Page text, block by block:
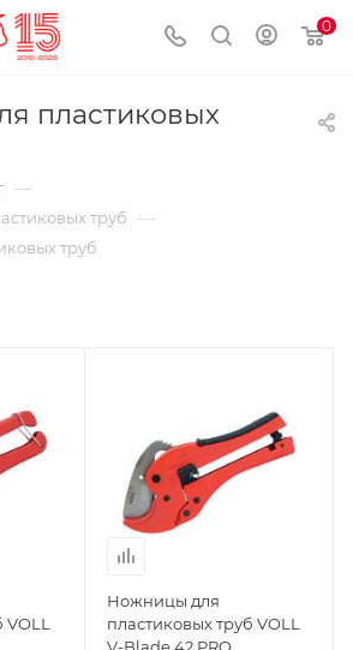
0
пластиковых
—
труб —
труб
Ножницы для
пластиковых труб VOLL
V-Blade 42 PRO